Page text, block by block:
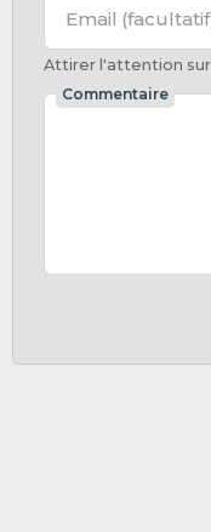
Email
Attirer l'attention
Commentaire